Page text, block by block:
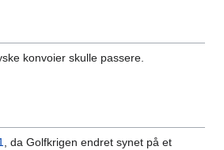
konvoier skulle passere.
, da Golfkrigen endret synet på et